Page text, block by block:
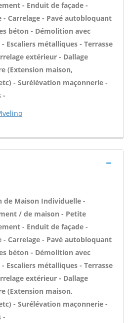
- Enduit de façade -
- Carrelage - Pavé autobloquant
béton - Démolition avec
Escaliers métalliques - Terrasse
extérieur - Dallage
(Extension maison,
- Surélévation maçonnerie -
-
de Maison Individuelle -
/ de maison - Petite
- Enduit de façade -
- Carrelage - Pavé autobloquant
béton - Démolition avec
Escaliers métalliques - Terrasse
extérieur - Dallage
(Extension maison,
- Surélévation maçonnerie -
-